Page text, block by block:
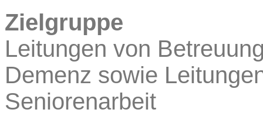
Zielgruppe
Leitungen von
Demenz sowie
Seniorenarbeit